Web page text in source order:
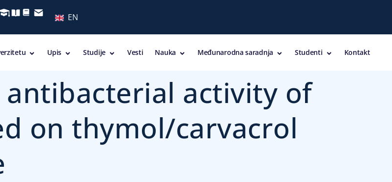
EN
Upis Studije Vesti Nauka Međunarodna saradnja Studenti Kontakt
activity of
on thymol/carvacrol